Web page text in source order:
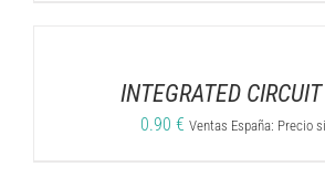
INTEGRATED
0.90 € Ventas España: Precio